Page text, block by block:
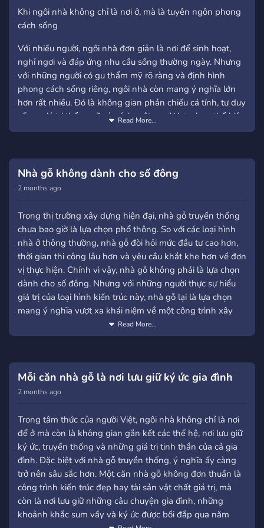
Suggestions Welcome: I'm
always open to
suggestions for server
ideas, videos, and more!
Feel free to shout them
out! Thank You for Reading!
I hope to see you and chat!
Khi ngôi nhà không chỉ là nơi ở, mà là tuyên ngôn phong
cách sống
Với nhiều người, ngôi nhà đơn giản là nơi để sinh hoạt,
nghỉ ngơi và đáp ứng nhu cầu sống thường ngày. Nhưng
với những người có gu thẩm mỹ rõ ràng và định hình
phong cách sống riêng, ngôi nhà còn mang ý nghĩa lớn
hơn rất nhiều. Đó là không gian phản chiếu cá tính, tư duy
sống, giá trị thẩm mỹ và cách một người lựa chọn thể hiện
bản thân trước thế giới. Khi ấy, ngôi nhà không còn chỉ là
hóa bằng kiến trúc.
Không gian sống phản ánh con người sở hữu nó Mỗi lựa
chọn trong thiết kế nhà ở – từ phong cách kiến trúc, vật
thể hiện gu thẩm mỹ và quan điểm sống của gia chủ.
Người yêu sự tối giản sẽ chọn không gian tinh gọn. Người
đề cao tiện nghi sẽ ưu tiên công năng. Và người trân trọng
chiều sâu văn hóa thường tìm đến những loại hình kiến
trúc mang bản sắc như nhà gỗ truyền thống. Vì vậy, ngôi
nhà không chỉ phục vụ nhu cầu sống mà còn là cách gia
chủ kể câu chuyện về chính mình thông qua không gian.
Tham khảo thêm phong cách làm việc của đơn vị thi công
Nhà gỗ là lựa chọn của người có gu sống riêng Giữa vô
vàn phong cách kiến trúc hiện đại, lựa chọn nhà gỗ truyền
thống là quyết định mang tính chọn lọc cao. Đây không
phải kiểu nhà dành cho người chạy theo xu hướng hay chỉ
quan tâm đến sự tiện lợi trước mắt. Nhà gỗ thường được
lựa chọn bởi những người yêu giá trị truyền thống, đề cao
chiều sâu thẩm mỹ và mong muốn sở hữu không gian
sống có bản sắc riêng biệt. Một công trình được thực hiện
bởi đơn vị thi công nhà gỗ uy tín không chỉ tạo nên nơi ở
đẹp mắt mà còn giúp gia chủ khẳng định gu sống khác
biệt và tinh tế.
Tuyên ngôn của người đề cao giá trị bền vững Trong khi
Read More...
Nhà gỗ không dành cho số đông
2 months ago
Trong thị trường xây dựng hiện đại, nhà gỗ truyền thống
chưa bao giờ là lựa chọn phổ thông. So với các loại hình
nhà ở thông thường, nhà gỗ đòi hỏi mức đầu tư cao hơn,
thời gian thi công lâu hơn và yêu cầu khắt khe hơn về đơn
vị thực hiện. Chính vì vậy, nhà gỗ không phải là lựa chọn
dành cho số đông. Nhưng với những người thực sự hiểu
giá trị của loại hình kiến trúc này, nhà gỗ lại là lựa chọn
mang ý nghĩa vượt xa khái niệm về một công trình xây
Phần lớn người lựa chọn nhà gỗ không xem đây là bài
toán “xây sao cho tiết kiệm nhất”. Họ hiểu rằng nhà gỗ là
công trình có giá trị sử dụng lâu dài, đòi hỏi kỹ thuật cao
và mang theo chiều sâu văn hóa, thẩm mỹ lẫn tinh thần.
Vì vậy, quyết định đầu tư vào nhà gỗ thường xuất phát từ
tư duy coi trọng giá trị thật hơn chi phí trước mắt. Những
khách hàng này không chỉ tìm một ngôi nhà đẹp – họ
đang tìm kiếm một không gian sống, một tài sản hoặc
một công trình mang tính di sản cho gia đình. Xem thêm
về thương hiệu nhà gỗ Hà Nam tại ⏩⏩
https://www.threads.com/@nhagohanam
Nhà gỗ đòi hỏi gu thẩm mỹ và chiều sâu cảm nhận Không
Read More...
Mỗi căn nhà gỗ là nơi lưu giữ ký ức gia đình
2 months ago
Trong tâm thức của người Việt, ngôi nhà không chỉ là nơi
để ở mà còn là không gian gắn kết các thế hệ, nơi lưu giữ
ký ức, truyền thống và những giá trị tinh thần của cả gia
đình. Đặc biệt với nhà gỗ truyền thống, ý nghĩa ấy càng
trở nên sâu sắc hơn. Một căn nhà gỗ không đơn thuần là
công trình kiến trúc đẹp hay tài sản vật chất giá trị, mà
còn là nơi lưu giữ những câu chuyện gia đình, những
khoảnh khắc sum vầy và ký ức được bồi đắp qua năm